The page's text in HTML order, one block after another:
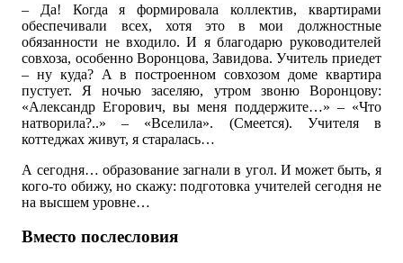
– Да! Когда я формировала коллектив, квартирами
обеспечивали всех, хотя это в мои должностные
обязанности не входило. И я благодарю руководителей
совхоза, особенно Воронцова, Завидова. Учитель приедет
– ну куда? А в построенном совхозом доме квартира
пустует. Я ночью заселяю, утром звоню Воронцову:
«Александр Егорович, вы меня поддержите…» – «Что
натворила?..» – «Вселила». (Смеется). Учителя в
коттеджах живут, я старалась…
А сегодня… образование загнали в угол. И может быть, я
кого-то обижу, но скажу: подготовка учителей сегодня не
на высшем уровне…
Вместо послесловия